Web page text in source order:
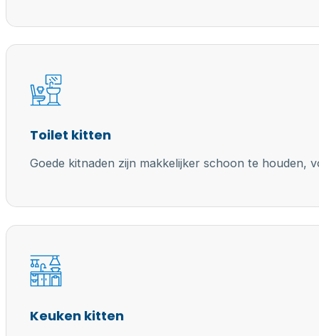
Toilet kitten
Goede kitnaden zijn makkelijker schoon te houden,
Keuken kitten